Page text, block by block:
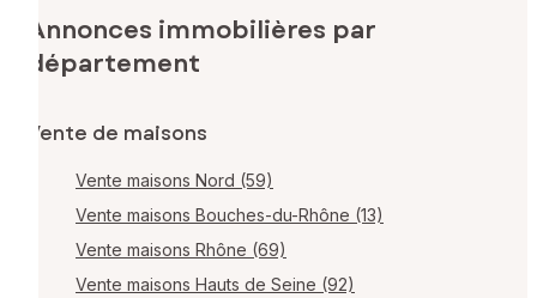
Annonces immobilières par
département
Vente de maisons
Vente maisons Nord (59)
Vente maisons Bouches-du-Rhône (13)
Vente maisons Rhône (69)
Vente maisons Hauts de Seine (92)